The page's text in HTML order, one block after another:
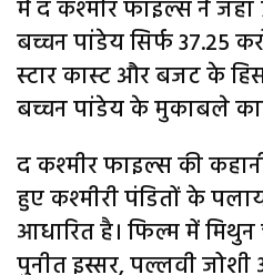
में द कश्मीर फाइल्स ने जहां
बच्चन पांडेय सिर्फ 37.25
स्टार कास्ट और बजट के
बच्चन पांडेय के मुकाबले
द कश्मीर फाइल्स की
हुए कश्मीरी पंडितों के
आधारित है। फिल्म में मिथुन
पुनीत इस्सर, पल्लवी